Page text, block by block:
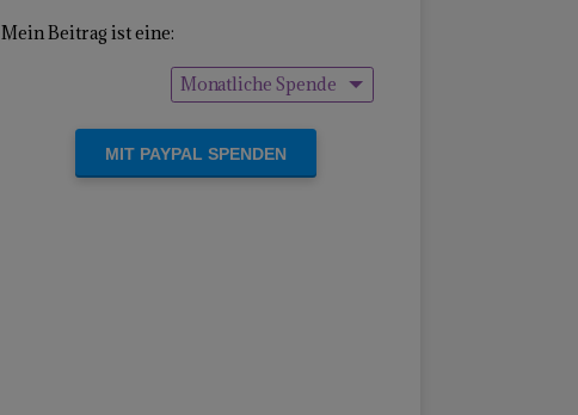
Mein Beitrag ist eine:
Monatliche Spende